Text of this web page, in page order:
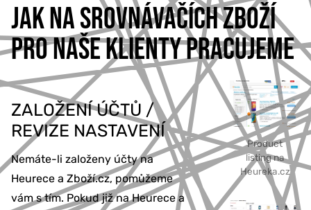
JAK NA SROVNÁVAČÍCH ZBOŽÍ
PRO NAŠE KLIENTY PRACUJEME
Product
listing na
Heureka.cz
ZALOŽENÍ ÚČTŮ /
REVIZE NASTAVENÍ
Nemáte-li založeny účty na
Heurece a Zboží.cz, pomůžeme
vám s tím. Pokud již na Heurece a